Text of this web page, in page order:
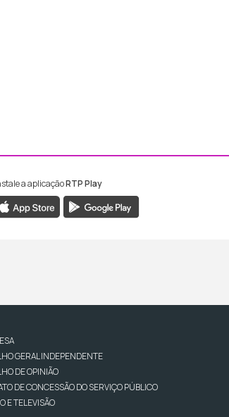
Madeira
RTP Madeira
a aplicaçãoRTP Play
GERAL INDEPENDENTE
DE OPINIÃO
DE CONCESSÃO DO SERVIÇO PÚBLICO
E TELEVISÃO